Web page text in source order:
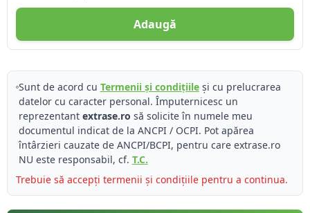
Adaugă
Sunt de acord cu Termenii și condițiileși cu prelucrarea
datelor cu caracter personal. Împuternicesc un
reprezentant extrase.ro să solicite în numele meu
documentul indicat de la ANCPI / OCPI. Pot apărea
întârzieri cauzate de ANCPI/BCPI, pentru care extrase.ro
NU este responsabil, cf. T.C.
Trebuie să accepți termenii și condițiile pentru a continua.